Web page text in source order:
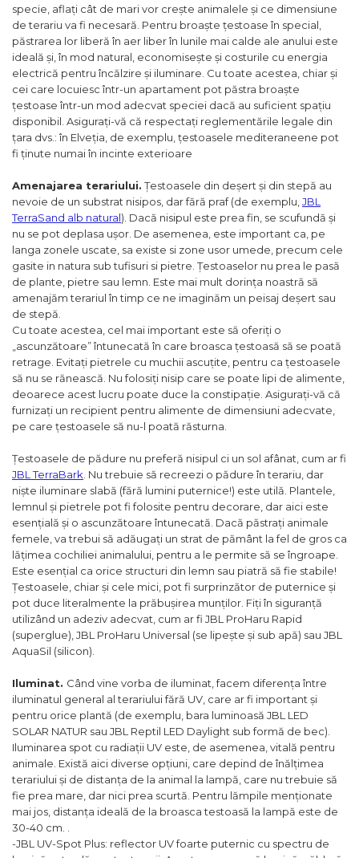
specie, aflați cât de mari vor crește animalele și ce dimensiune
de terariu va fi necesară. Pentru broaște țestoase în special,
păstrarea lor liberă în aer liber în lunile mai calde ale anului este
ideală și, în mod natural, economisește și costurile cu energia
electrică pentru încălzire și iluminare. Cu toate acestea, chiar și
cei care locuiesc într-un apartament pot păstra broaște
țestoase într-un mod adecvat speciei dacă au suficient spațiu
disponibil. Asigurați-vă că respectați reglementările legale din
țara dvs.: în Elveția, de exemplu, țestoasele mediteraneene pot
fi ținute numai în incinte exterioare
Amenajarea terariului. Țestoasele din deșert și din stepă au
nevoie de un substrat nisipos, dar fără praf (de exemplu, JBL
TerraSand alb natural). Dacă nisipul este prea fin, se scufundă și
nu se pot deplasa ușor. De asemenea, este important ca, pe
langa zonele uscate, sa existe si zone usor umede, precum cele
gasite in natura sub tufisuri si pietre. Țestoaselor nu prea le pasă
de plante, pietre sau lemn. Este mai mult dorința noastră să
amenajăm terariul în timp ce ne imaginăm un peisaj deșert sau
de stepă.
Cu toate acestea, cel mai important este să oferiți o
„ascunzătoare” întunecată în care broasca țestoasă să se poată
retrage. Evitați pietrele cu muchii ascuțite, pentru ca țestoasele
să nu se rănească. Nu folosiți nisip care se poate lipi de alimente,
deoarece acest lucru poate duce la constipație. Asigurați-vă că
furnizați un recipient pentru alimente de dimensiuni adecvate,
pe care țestoasele să nu-l poată răsturna.
Țestoasele de pădure nu preferă nisipul ci un sol afânat, cum ar fi
JBL TerraBark . Nu trebuie să recreezi o pădure în terariu, dar
niște iluminare slabă (fără lumini puternice!) este utilă. Plantele,
lemnul și pietrele pot fi folosite pentru decorare, dar aici este
esențială și o ascunzătoare întunecată. Dacă păstrați animale
femele, va trebui să adăugați un strat de pământ la fel de gros ca
lățimea cochiliei animalului, pentru a le permite să se îngroape.
Este esențial ca orice structuri din lemn sau piatră să fie stabile!
Țestoasele, chiar și cele mici, pot fi surprinzător de puternice și
pot duce literalmente la prăbușirea munților. Fiți în siguranță
utilizând un adeziv adecvat, cum ar fi JBL ProHaru Rapid
(superglue), JBL ProHaru Universal (se lipește și sub apă) sau JBL
AquaSil (silicon).
Iluminat. Când vine vorba de iluminat, facem diferența între
iluminatul general al terariului fără UV, care ar fi important și
pentru orice plantă (de exemplu, bara luminoasă JBL LED
SOLAR NATUR sau JBL Reptil LED Daylight sub formă de bec).
Iluminarea spot cu radiații UV este, de asemenea, vitală pentru
animale. Există aici diverse opțiuni, care depind de înălțimea
terariului și de distanța de la animal la lampă, care nu trebuie să
fie prea mare, dar nici prea scurtă. Pentru lămpile menționate
mai jos, distanța ideală de la broasca testoasă la lampă este de
30-40 cm. .
-JBL UV-Spot Plus: reflector UV foarte puternic cu spectru de